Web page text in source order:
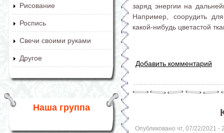
Рисование
Роспись
Свечи своими руками
Другое
Наша группа
заряд энергии на
Например, соорудить
какой-нибудь цветастой
Добавить комментарий
Опубликовано чт, 07/22/2021 -